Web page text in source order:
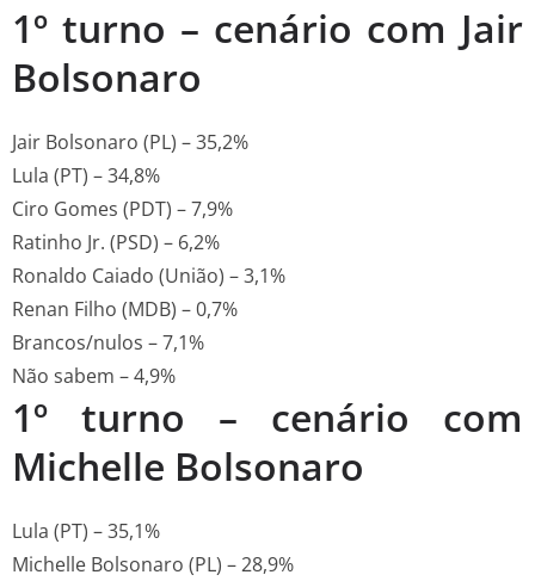
1º turno – cenário com Jair
Bolsonaro
Jair Bolsonaro (PL) – 35,2%
Lula (PT) – 34,8%
Ciro Gomes (PDT) – 7,9%
Ratinho Jr. (PSD) – 6,2%
Ronaldo Caiado (União) – 3,1%
Renan Filho (MDB) – 0,7%
Brancos/nulos – 7,1%
Não sabem – 4,9%
1º turno – cenário com
Michelle Bolsonaro
Lula (PT) – 35,1%
Michelle Bolsonaro (PL) – 28,9%